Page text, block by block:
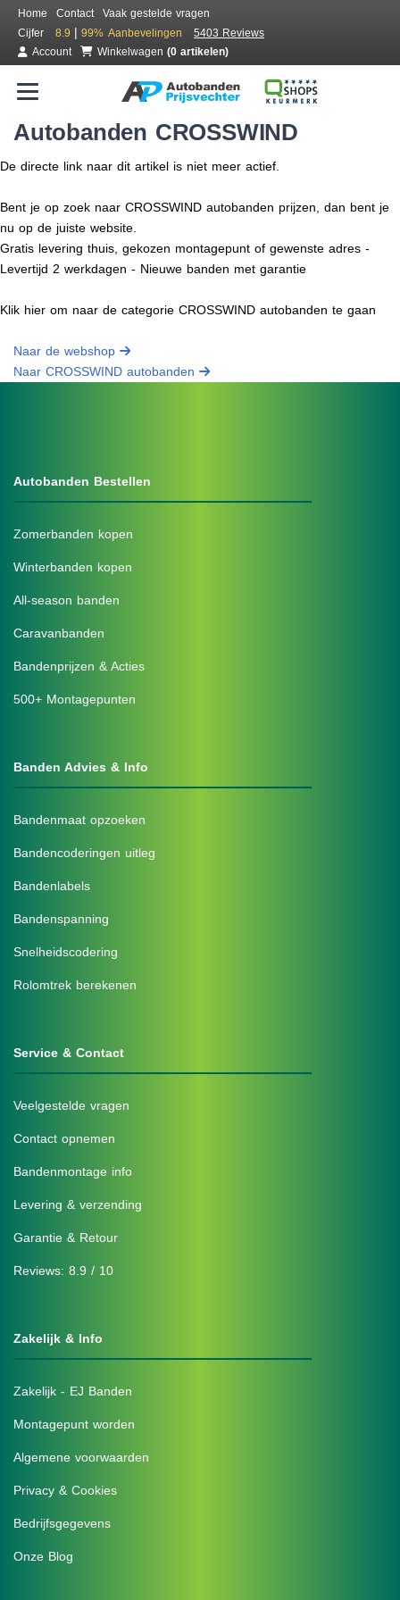
Home Contact
Vaak gestelde vragen
Cijfer
8.9 | 99% Aanbevelingen
5403 Reviews
Account
Winkelwagen (0 artikelen)
Autobanden CROSSWIND
De directe link naar dit artikel is niet meer actief.
Bent je op zoek naar CROSSWIND autobanden prijzen, dan bent je
nu op de juiste website.
Gratis levering thuis, gekozen montagepunt of gewenste adres -
Levertijd 2 werkdagen - Nieuwe banden met garantie
Klik hier om naar de categorie CROSSWIND autobanden te gaan
Naar de webshop
Naar CROSSWIND autobanden
Autobanden Bestellen
Zomerbanden kopen
Winterbanden kopen
All-season banden
Caravanbanden
Bandenprijzen & Acties
500+ Montagepunten
Banden Advies & Info
Bandenmaat opzoeken
Bandencoderingen uitleg
Bandenlabels
Bandenspanning
Snelheidscodering
Rolomtrek berekenen
Service & Contact
Veelgestelde vragen
Contact opnemen
Bandenmontage info
Levering & verzending
Garantie & Retour
Reviews: 8.9 / 10
Zakelijk & Info
Zakelijk - EJ Banden
Montagepunt worden
Algemene voorwaarden
Privacy & Cookies
Bedrijfsgegevens
Onze Blog